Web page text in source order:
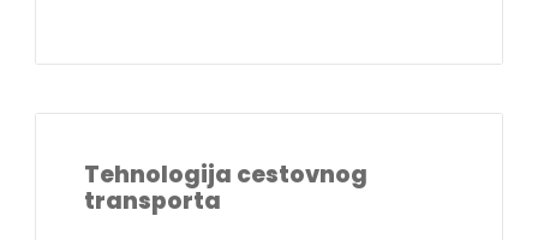
Tehnologija cestovnog
transporta